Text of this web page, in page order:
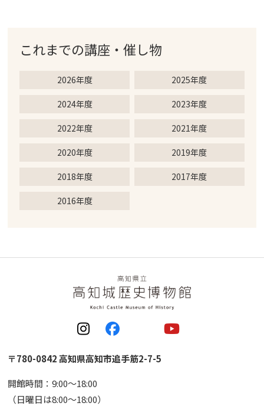
これまでの講座・催し物
2026年度 2025年度
2024年度 2023年度
2022年度 2021年度
2020年度 2019年度
2018年度 2017年度
2016年度
〒780-0842 高知県高知市追手筋2-7-5
開館時間：9:00〜18:00
（日曜日は8:00〜18:00）